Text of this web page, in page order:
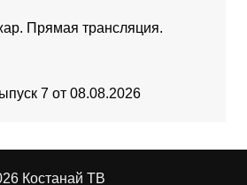
Прямая трансляция.
7 от 08.08.2026
Костанай ТВ